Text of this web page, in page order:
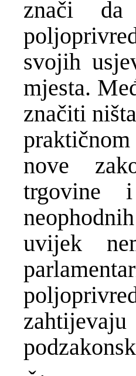
znači
svojih
mjesta.
značiti
nove
trgovine
uvijek